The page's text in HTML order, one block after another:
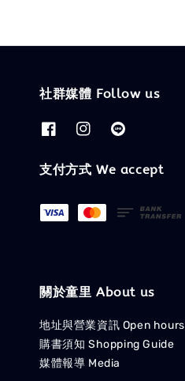
社群媒體 Follow us
支付方式 We accept
關於童里 About us
地址與營業資訊 Open hours
購書須知 Shopping Guide
媒體報導 Media